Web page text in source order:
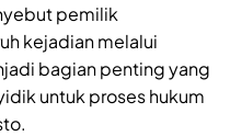
pemilik
kejadian melalui
bagian penting yang
untuk proses hukum